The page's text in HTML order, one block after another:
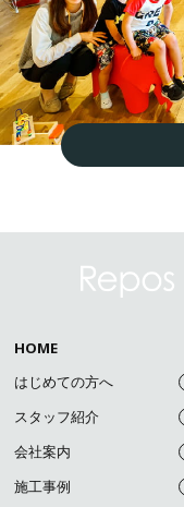
HOME
はじめての方へ
スタッフ紹介
会社案内
施工事例